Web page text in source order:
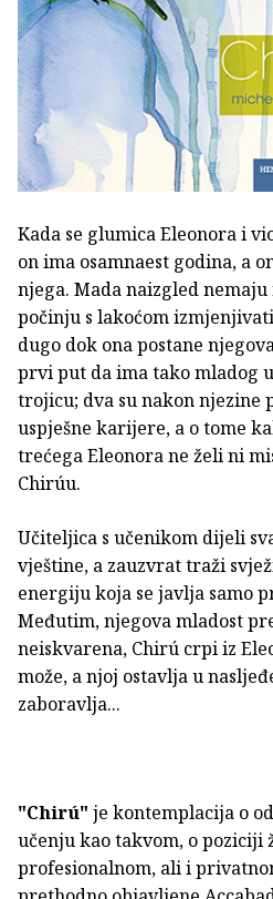
Kada se glumica Eleonora i
on ima osamnaest godina, a
njega. Mada naizgled
počinju s lakoćom
dugo dok ona postane
prvi put da ima tako mladog
trojicu; dva su nakon
uspješne karijere, a o tome
trećega Eleonora ne želi ni
Chirúu.
Učiteljica s učenikom dijeli
vještine, a zauzvrat traži
energiju koja se javlja samo
Međutim, njegova mladost
neiskvarena, Chirú crpi iz
može, a njoj ostavlja u
zaboravlja...
"Chirú" je kontemplacija o
učenju kao takvom, o poziciji
profesionalnom, ali i